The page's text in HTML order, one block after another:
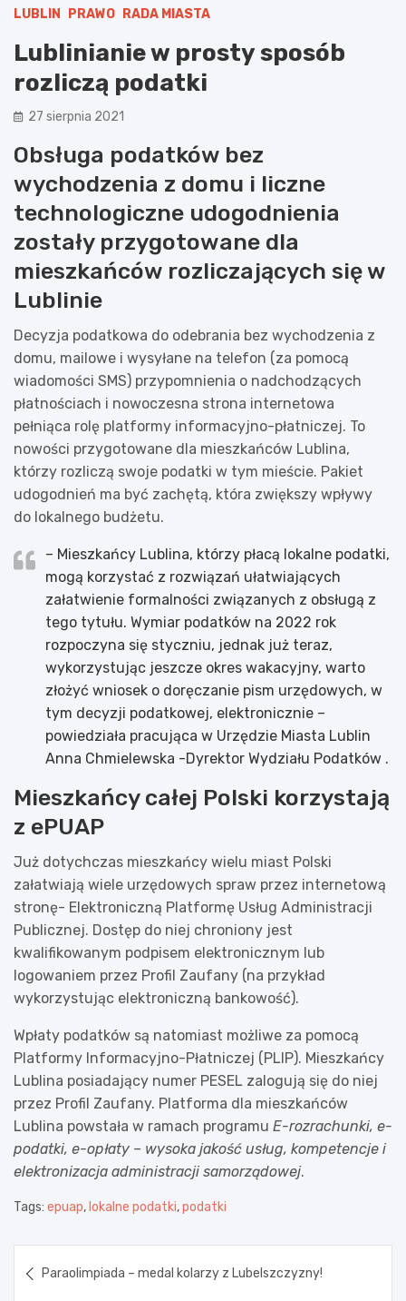
LUBLIN PRAWO RADA MIASTA
Lublinianie w prosty sposób
rozliczą podatki
27 sierpnia 2021
Obsługa podatków bez
wychodzenia z domu i liczne
technologiczne udogodnienia
zostały przygotowane dla
mieszkańców rozliczających się w
Lublinie
Decyzja podatkowa do odebrania bez wychodzenia z
domu, mailowe i wysyłane na telefon (za pomocą
wiadomości SMS) przypomnienia o nadchodzących
płatnościach i nowoczesna strona internetowa
pełniąca rolę platformy informacyjno-płatniczej. To
nowości przygotowane dla mieszkańców Lublina,
którzy rozliczą swoje podatki w tym mieście. Pakiet
udogodnień ma być zachętą, która zwiększy wpływy
do lokalnego budżetu.
– Mieszkańcy Lublina, którzy płacą lokalne podatki,
mogą korzystać z rozwiązań ułatwiających
załatwienie formalności związanych z obsługą z
tego tytułu. Wymiar podatków na 2022 rok
rozpoczyna się styczniu, jednak już teraz,
wykorzystując jeszcze okres wakacyjny, warto
złożyć wniosek o doręczanie pism urzędowych, w
tym decyzji podatkowej, elektronicznie –
powiedziała pracująca w Urzędzie Miasta Lublin
Anna Chmielewska -Dyrektor Wydziału Podatków .
Mieszkańcy całej Polski korzystają
z ePUAP
Już dotychczas mieszkańcy wielu miast Polski
załatwiają wiele urzędowych spraw przez internetową
stronę- Elektroniczną Platformę Usług Administracji
Publicznej. Dostęp do niej chroniony jest
kwalifikowanym podpisem elektronicznym lub
logowaniem przez Profil Zaufany (na przykład
wykorzystując elektroniczną bankowość).
Wpłaty podatków są natomiast możliwe za pomocą
Platformy Informacyjno-Płatniczej (PLIP). Mieszkańcy
Lublina posiadający numer PESEL zalogują się do niej
przez Profil Zaufany. Platforma dla mieszkańców
Lublina powstała w ramach programu E-rozrachunki, e-
podatki, e-opłaty – wysoka jakość usług, kompetencje i
elektronizacja administracji samorządowej.
Tags: epuap, lokalne podatki,podatki
wpisu
Paraolimpiada – medal kolarzy z Lubelszczyzny!